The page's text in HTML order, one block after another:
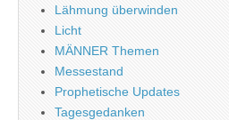
Lähmung überwinden
Licht
MÄNNER Themen
Messestand
Prophetische Updates
Tagesgedanken